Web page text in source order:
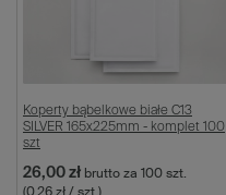
Koperty bąbelkowe białe C13
SILVER 165x225mm - komplet 100
szt
26,00 zł brutto za 100 szt.